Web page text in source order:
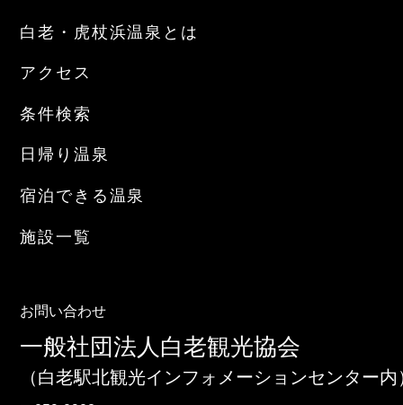
白老・虎杖浜温泉とは
アクセス
条件検索
日帰り温泉
宿泊できる温泉
施設一覧
お問い合わせ
一般社団法人白老観光協会
（白老駅北観光インフォメーションセンター内